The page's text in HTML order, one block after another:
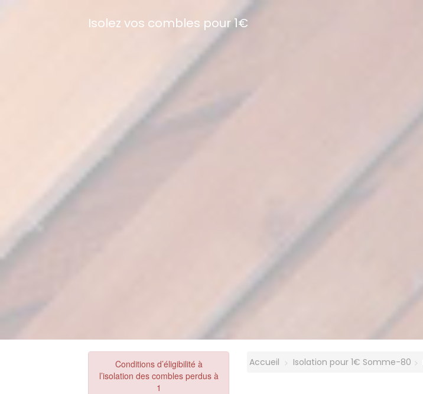
Isolez vos combles pour 1€
Conditions d’éligibilité à
l’isolation des combles perdus à
1
Accueil Isolation pour 1€ Somme-80